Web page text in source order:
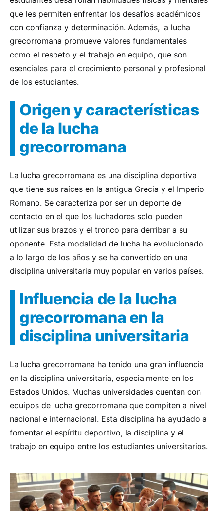
que les permiten enfrentar los desafíos académicos
con confianza y determinación. Además, la lucha
grecorromana promueve valores fundamentales
como el respeto y el trabajo en equipo, que son
esenciales para el crecimiento personal y profesional
de los estudiantes.
Origen y características
de la lucha
grecorromana
La lucha grecorromana es una disciplina deportiva
que tiene sus raíces en la antigua Grecia y el Imperio
Romano. Se caracteriza por ser un deporte de
contacto en el que los luchadores solo pueden
utilizar sus brazos y el tronco para derribar a su
oponente. Esta modalidad de lucha ha evolucionado
a lo largo de los años y se ha convertido en una
disciplina universitaria muy popular en varios países.
Influencia de la lucha
grecorromana en la
disciplina universitaria
La lucha grecorromana ha tenido una gran influencia
en la disciplina universitaria, especialmente en los
Estados Unidos. Muchas universidades cuentan con
equipos de lucha grecorromana que compiten a nivel
nacional e internacional. Esta disciplina ha ayudado a
fomentar el espíritu deportivo, la disciplina y el
trabajo en equipo entre los estudiantes universitarios.